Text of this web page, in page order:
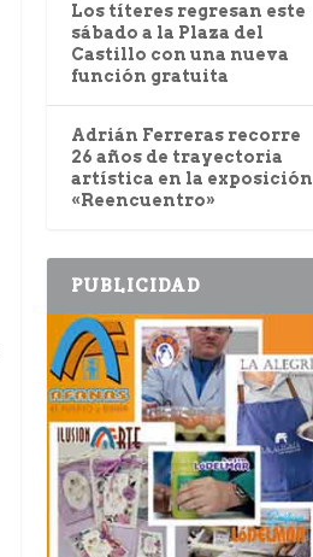
Los títeres regresan este
sábado a la Plaza del
Castillo con una nueva
función gratuita
Adrián Ferreras recorre
26 años de trayectoria
artística en la exposición
«Reencuentro»
PUBLICIDAD